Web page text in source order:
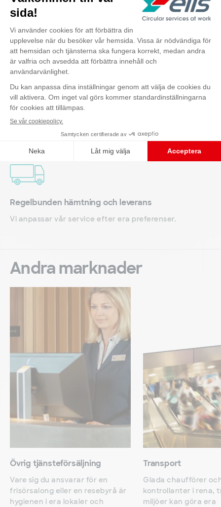
textilinvesteringar genom att överlåta inköp och
Professionell Svanenmärkt tvätt
Våra tvättprocesser är miljöoptimerade och vi utför
ständigt kvalitetskontroller i våra professionella
Regelbunden hämtning och leverans
Vi anpassar vår service efter era preferenser.
Andra marknader
Övrig tjänsteförsäljning
Vare sig du ansvarar för en
frisörsalong eller en resebyrå är
hygienen i era lokaler och
Transport
Glada chaufförer
kontrollanter i rena,
miljöer kan göra era
Kontakta oss